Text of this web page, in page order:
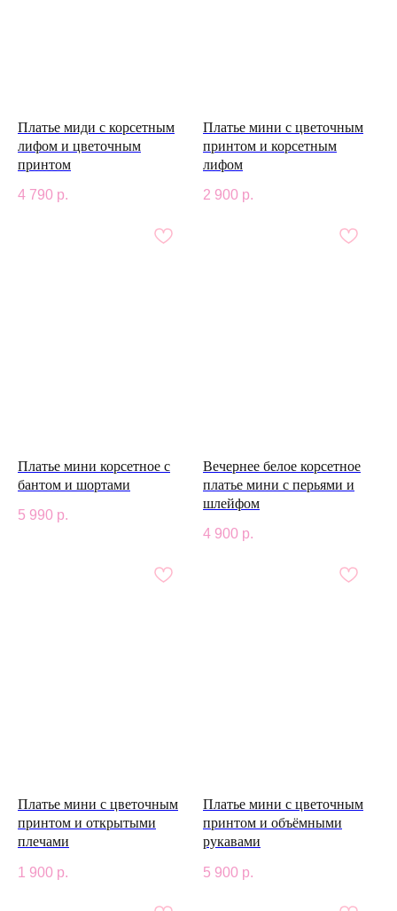
Платье миди с корсетным
лифом и цветочным
принтом
4 790 р.
Платье мини с цветочным
принтом и корсетным
лифом
2 900 р.
Платье мини корсетное с
бантом и шортами
5 990 р.
Вечернее белое корсетное
платье мини с перьями и
шлейфом
4 900 р.
Платье мини с цветочным
принтом и открытыми
плечами
1 900 р.
Платье мини с цветочным
принтом и объёмными
рукавами
5 900 р.